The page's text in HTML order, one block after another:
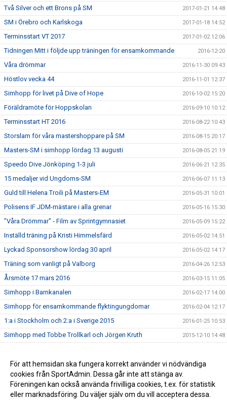
Två Silver och ett Brons på SM 2017-01-21 14:48
SM i Örebro och Karlskoga 2017-01-18 14:52
Terminsstart VT 2017 2017-01-02 12:06
Tidningen Mitt i följde upp träningen för ensamkommande 2016-12-20
Våra drömmar 2016-11-30 09:43
Höstlov vecka 44 2016-11-01 12:37
Simhopp för livet på Dive of Hope 2016-10-02 15:20
Föräldramöte för Hoppskolan 2016-09-10 10:12
Terminsstart HT 2016 2016-08-22 10:43
Storslam för våra mastershoppare på SM 2016-08-15 20:17
Masters-SM i simhopp lördag 13 augusti 2016-08-05 21:19
Speedo Dive Jönköping 1-3 juli 2016-06-21 12:35
15 medaljer vid Ungdoms-SM 2016-06-07 11:13
Guld till Helena Troili på Masters-EM 2016-05-31 10:01
Polisens IF JDM-mästare i alla grenar 2016-05-16 15:30
"Våra Drömmar" - Film av Sprintgymnasiet 2016-05-09 15:22
Inställd träning på Kristi Himmelsfärd 2016-05-02 14:51
Lyckad Sponsorshow lördag 30 april 2016-05-02 14:17
Träning som vanligt på Valborg 2016-04-26 12:53
Årsmöte 17 mars 2016 2016-03-15 11:05
Simhopp i Barnkanalen 2016-02-17 14:00
Simhopp för ensamkommande flyktingungdomar 2016-02-04 12:17
1:a i Stockholm och 2:a i Sverige 2015 2016-01-25 10:53
Simhopp med Tobbe Trollkarl och Jörgen Kruth 2015-12-10 14:48
Dive of Hope drog in 70000 kr! 2015-10-05 13:04
2014-05-21 16:32
För att hemsidan ska fungera korrekt använder vi nödvändiga
cookies från SportAdmin. Dessa går inte att stänga av.
Föreningen kan också använda frivilliga cookies, t.ex. för statistik
eller marknadsföring. Du väljer själv om du vill acceptera dessa.